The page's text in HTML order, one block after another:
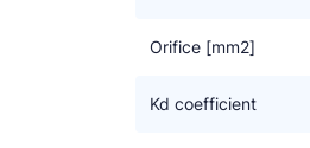
Orifice [mm2]
Kd coefficient